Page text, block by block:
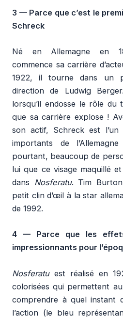
3 — Parce que c’est le
Schreck
Né en Allemagne en
commence sa carrière
1922, il tourne dans un
direction de Ludwig
lorsqu’il endosse le rôle du
que sa carrière explose !
son actif, Schreck est
importants de
pourtant, beaucoup de
lui que ce visage maquillé
dans Nosferatu. Tim
petit clin d’œil à la star
de 1992.
4 — Parce que les
impressionnants pour
Nosferatuest réalisé en
colorisées qui permettent
comprendre à quel instant
l’action (le bleu